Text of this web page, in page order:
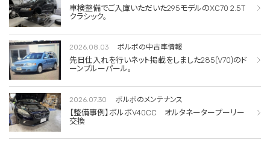
車検整備でご入庫いただいた295モデルのXC70 2.5T
クラシック。
2026.08.03 ボルボの中古車情報
先日仕入れを行いネット掲載をしました285(V70)のド
ーンブルーパール。
2026.07.30 ボルボのメンテナンス
【整備事例】ボルボV40CC オルタネータープーリー
交換